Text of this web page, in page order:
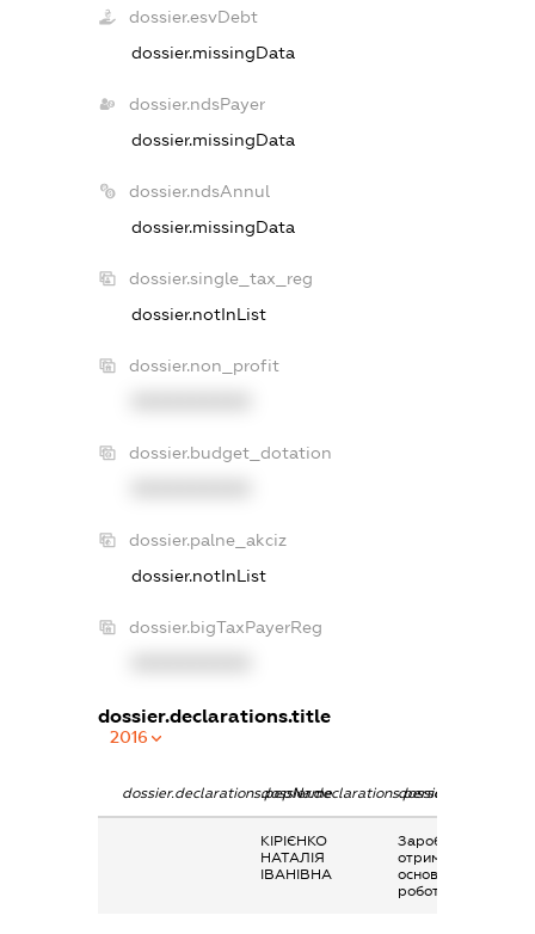
dossier.esvDebt
dossier.missingData
dossier.ndsPayer
dossier.missingData
dossier.ndsAnnul
dossier.missingData
dossier.single_tax_reg
dossier.notInList
dossier.non_profit
dossier.budget_dotation
dossier.palne_akciz
dossier.notInList
dossier.bigTaxPayerReg
dossier.declarations.title
2016
dossier.declarations.pepNamedossier.declarations.personName
КІРІЄНКО
НАТАЛІЯ
ІВАНІВНА
Заробітна плата
отримана за
основним місцем
роботи